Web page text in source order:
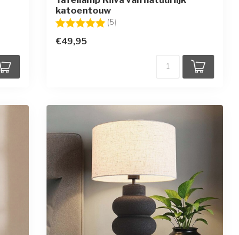
katoentouw
Beoordeling: (5)
€49,95